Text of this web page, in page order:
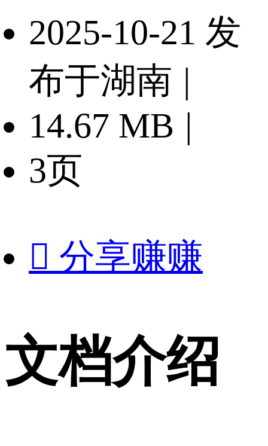
2025-10-21 发
布于湖南 |
14.67 MB |
3页
 分享赚赚
文档介绍